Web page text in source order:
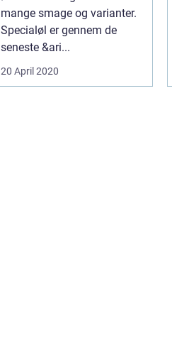
mange smage og varianter.
Specialøl er gennem de
seneste &ari...
20 April 2020